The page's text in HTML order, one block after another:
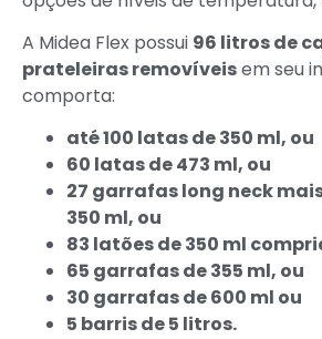
A Midea Flex possui 96 litros de
prateleiras removíveisem seu
comporta:
até 100 latas de 350 ml, ou
60 latas de 473 ml, ou
27 garrafas long neck
350 ml, ou
83 latões de 350 ml
65 garrafas de 355 ml, ou
30 garrafas de 600 ml ou
5 barris de 5 litros.